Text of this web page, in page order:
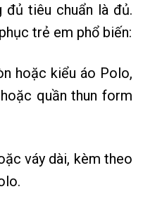
đủ tiêu chuẩn là đủ.
trẻ em phổ biến:
hoặc kiểu áo Polo,
quần thun form
váy dài, kèm theo